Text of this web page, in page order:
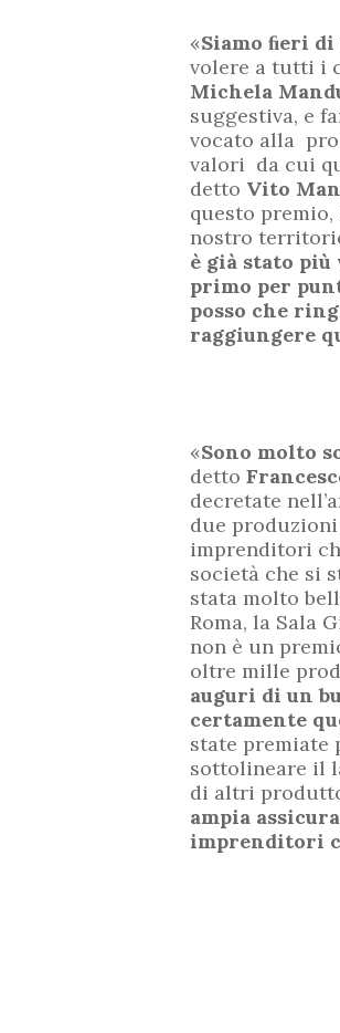
«Siamo ﬁeri di
volere a tutti i
Michela
suggestiva, e
vocato alla
valori da cui
detto Vito
questo
nostro
è già stato
primo per
posso che
raggiungere
«Sono molto
detto
decretate
due
imprenditori
società che si
stata molto
Roma, la Sala
non è un
oltre mille
auguri di un
certamente
state premiate
sottolineare il
di altri
ampia
imprenditori